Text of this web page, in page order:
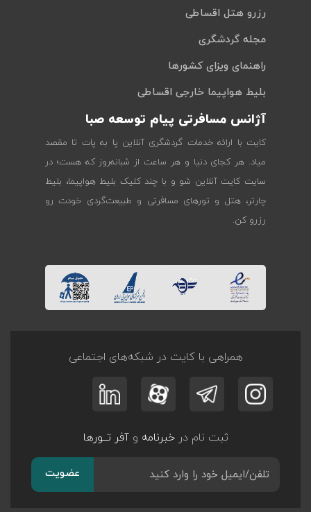
رزرو هتل اقساطی
مجله گردشگری
راهنمای ویزای کشورها
بلیط هواپیما خارجی اقساطی
آژانس مسافرتی پیام توسعه صبا
کایت با ارائه خدمات گردشگری آنلاین پا به پات تا مقصد
میاد. هر کجای دنیا و هر ساعت از شبانه‌روز که هست؛ در
سایت کایت آنلاین شو و با چند کلیک بلیط هواپیما، بلیط
چارتر، هتل و تورهای مسافرتی و طبیعت‌گردی خودت رو
رزرو کن.
همراهی با کایت در شبکه‌های اجتماعی
ثبت نام درخبرنامه وآفر تــورها
عضویت